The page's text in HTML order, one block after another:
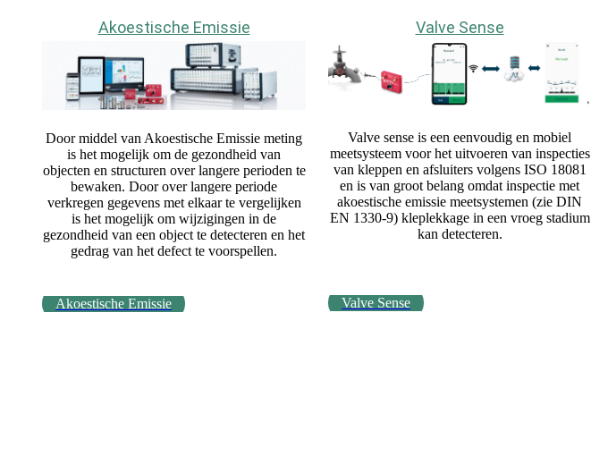
Akoestische Emissie
Door middel van Akoestische Emissie meting
is het mogelijk om de gezondheid van
objecten en structuren over langere perioden te
bewaken. Door over langere periode
verkregen gegevens met elkaar te vergelijken
is het mogelijk om wijzigingen in de
gezondheid van een object te detecteren en het
gedrag van het defect te voorspellen.
Akoestische Emissie
Valve Sense
Valve sense is een eenvoudig en mobiel
meetsysteem voor het uitvoeren van inspecties
van kleppen en afsluiters volgens ISO 18081
en is van groot belang omdat inspectie met
akoestische emissie meetsystemen (zie DIN
EN 1330-9) kleplekkage in een vroeg stadium
kan detecteren.
Valve Sense